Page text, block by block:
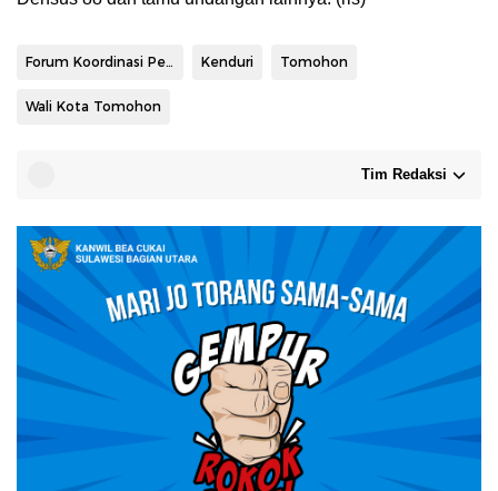
Forum Koordinasi Pencegahan Terorisme Kenduri Tomohon
Wali Kota Tomohon
Tim Redaksi